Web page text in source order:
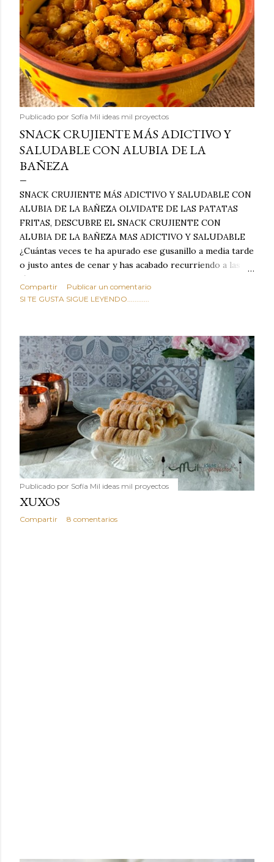
Publicado por Sofía Mil ideas mil proyectos
SNACK CRUJIENTE MÁS ADICTIVO Y
SALUDABLE CON ALUBIA DE LA
BAÑEZA
SNACK CRUJIENTE MÁS ADICTIVO Y SALUDABLE CON
ALUBIA DE LA BAÑEZA OLVIDATE DE LAS PATATAS
FRITAS, DESCUBRE EL SNACK CRUJIENTE CON
ALUBIA DE LA BAÑEZA MAS ADICTIVO Y SALUDABLE
¿Cuántas veces te ha apurado ese gusanillo a media tarde
o justo antes de cenar y has acabado recurriendo a las
típicas patatas de bolsa, frutos secos fritos o snacks
ultraprocesados llenos de grasas saturadas y sodio?
sabroso, con ese toque tostado y crujiente que tanto nos
satisface. Estas alubias crujientes al horno van a cambiar
por completo tu forma de ver las legumbres. Olvídate de
asociar las alubias únicamente a los guisos tradicionales y
copiosos de invierno. Con esta receta simple pero
revolucionaria, transformaremos un ingrediente tan
humilde como la alubia de La Bañeza en un snack ligero,
dorado, cargado de proteína y 100% natural. Es el
sustituto perfecto a los frutos se...
Compartir
Publicar un comentario
SI TE GUSTA SIGUE LEYENDO............
Publicado por Sofía Mil ideas mil proyectos
XUXOS
Compartir 8 comentarios